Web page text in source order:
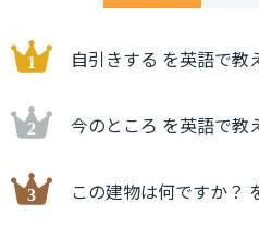
自引きする を英語で教
今のところ を英語で教
この建物は何ですか？